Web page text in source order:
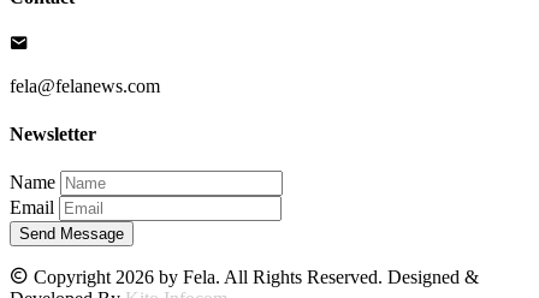
fela@felanews.com
Newsletter
Name
Email
Send Message
Copyright 2026 by Fela. All Rights Reserved. Designed &